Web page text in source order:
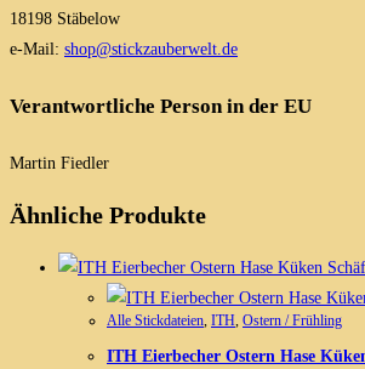
18198 Stäbelow
e-Mail: shop@stickzauberwelt.de
Verantwortliche Person in der EU
Martin Fiedler
Ähnliche Produkte
Alle Stickdateien ITH Ostern / Frühling
ITH Eierbecher Ostern Hase